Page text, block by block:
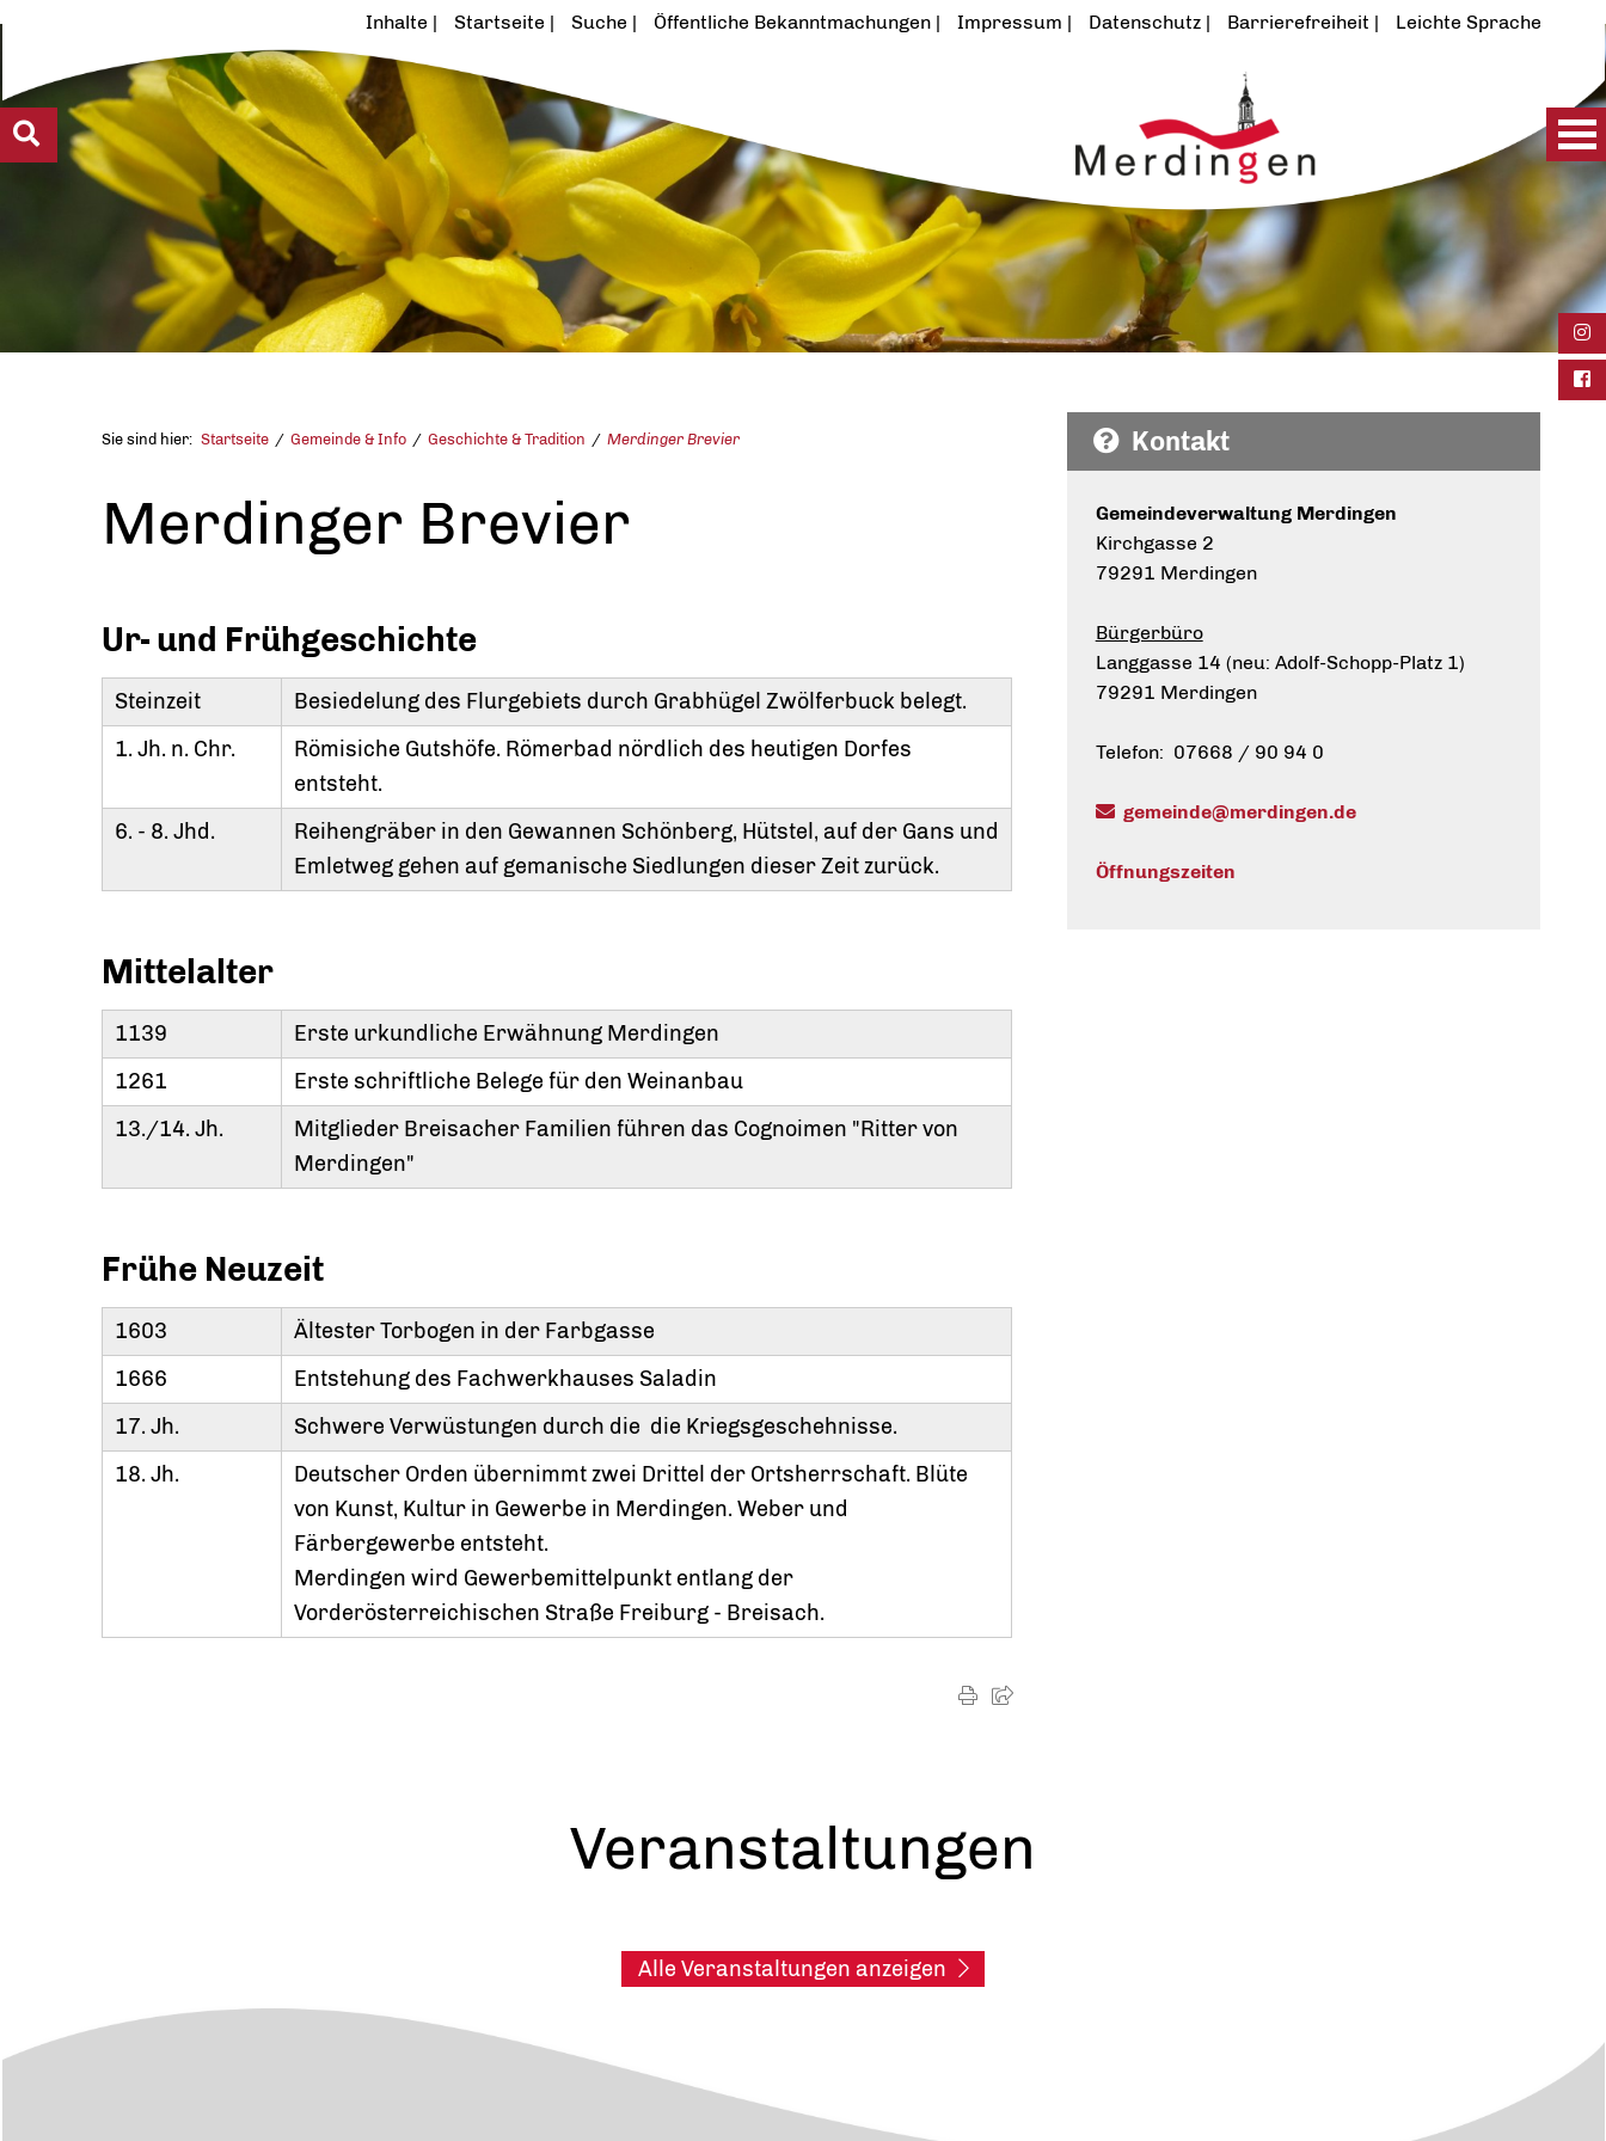
Inhalte Startseite Suche Öffentliche Bekanntmachungen Impressum Datenschutz Barrierefreiheit Leichte Sprache
Sie sind hier: Startseite Gemeinde & Info Geschichte & Tradition Merdinger Brevier
Merdinger Brevier
Ur- und Frühgeschichte
Steinzeit
Besiedelung des Flurgebiets durch Grabhügel Zwölferbuck belegt.
1. Jh. n. Chr.
Römisiche Gutshöfe. Römerbad nördlich des heutigen Dorfes
entsteht.
6. - 8. Jhd.
Reihengräber in den Gewannen Schönberg, Hütstel, auf der Gans und
Emletweg gehen auf gemanische Siedlungen dieser Zeit zurück.
Mittelalter
1139
Erste urkundliche Erwähnung Merdingen
1261
Erste schriftliche Belege für den Weinanbau
13./14. Jh.
Mitglieder Breisacher Familien führen das Cognoimen "Ritter von
Merdingen"
Frühe Neuzeit
1603
Ältester Torbogen in der Farbgasse
1666
Entstehung des Fachwerkhauses Saladin
17. Jh.
Schwere Verwüstungen durch die die Kriegsgeschehnisse.
18. Jh.
Deutscher Orden übernimmt zwei Drittel der Ortsherrschaft. Blüte
von Kunst, Kultur in Gewerbe in Merdingen. Weber und
Färbergewerbe entsteht.
Merdingen wird Gewerbemittelpunkt entlang der
Vorderösterreichischen Straße Freiburg - Breisach.
Kontakt
Gemeindeverwaltung Merdingen
Kirchgasse 2
79291 Merdingen
Bürgerbüro
Langgasse 14 (neu: Adolf-Schopp-Platz 1)
79291 Merdingen
Telefon: 07668 / 90 94 0
gemeinde@merdingen.de
Öffnungszeiten
Veranstaltungen
Alle Veranstaltungen anzeigen